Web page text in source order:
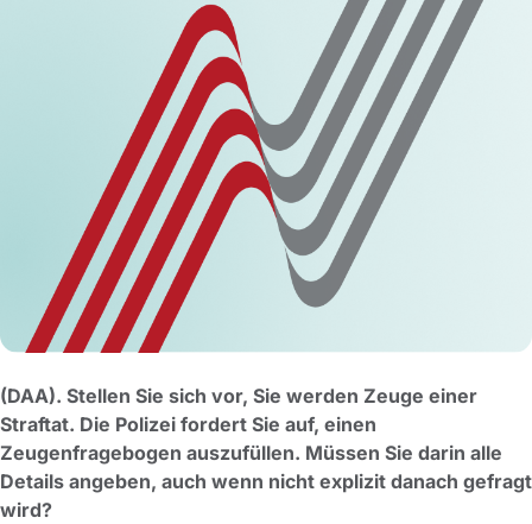
(DAA). Stellen Sie sich vor, Sie werden Zeuge einer
Straftat. Die Polizei fordert Sie auf, einen
Zeugenfragebogen auszufüllen. Müssen Sie darin alle
Details angeben, auch wenn nicht explizit danach gefragt
wird?